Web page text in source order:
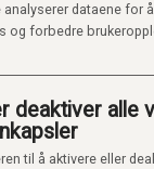
SYLVANIAN
Kr
dataene for
og forbedre
deaktiver alle
til å aktivere eller